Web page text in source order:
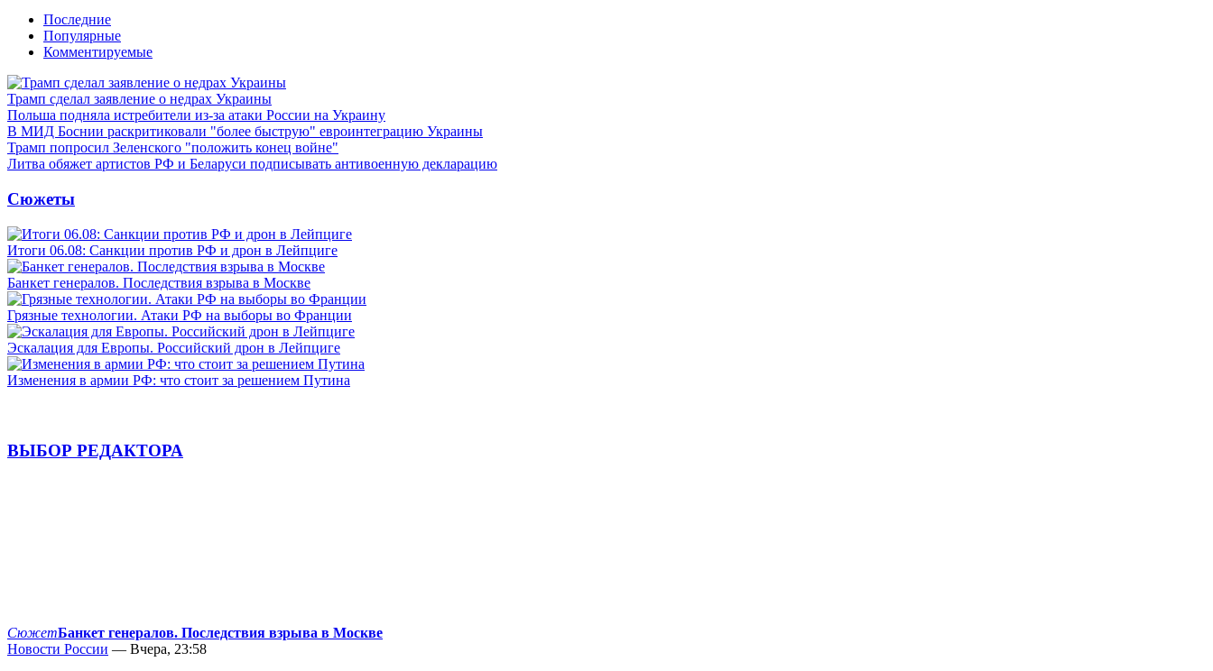
Последние
Популярные
Комментируемые
Трамп сделал заявление о недрах Украины
Польша подняла истребители из-за атаки России на Украину
В МИД Боснии раскритиковали "более быструю" евроинтеграцию Украины
Трамп попросил Зеленского "положить конец войне"
Литва обяжет артистов РФ и Беларуси подписывать антивоенную декларацию
Сюжеты
Итоги 06.08: Санкции против РФ и дрон в Лейпциге
Банкет генералов. Последствия взрыва в Москве
Грязные технологии. Атаки РФ на выборы во Франции
Эскалация для Европы. Российский дрон в Лейпциге
Изменения в армии РФ: что стоит за решением Путина
ВЫБОР РЕДАКТОРА
СюжетБанкет генералов. Последствия взрыва в Москве
Новости России — Вчера, 23:58